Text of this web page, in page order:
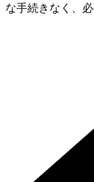
な手続きなく、